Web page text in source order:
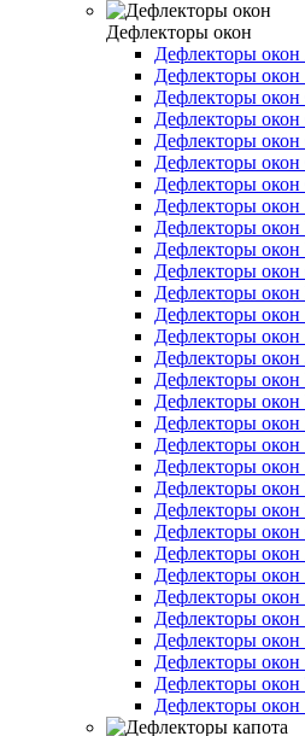
Дефлекторы окон
Дефлекторы
Дефлекторы
Дефлекторы
Дефлекторы
Дефлекторы
Дефлекторы
Дефлекторы
Дефлекторы
Дефлекторы
Дефлекторы
Дефлекторы
Дефлекторы
Дефлекторы
Дефлекторы
Дефлекторы окон
Дефлекторы
Дефлекторы
Дефлекторы
Дефлекторы
Дефлекторы
Дефлекторы
Дефлекторы
Дефлекторы окон
Дефлекторы
Дефлекторы
Дефлекторы
Дефлекторы
Дефлекторы
Дефлекторы
Дефлекторы
Дефлекторы